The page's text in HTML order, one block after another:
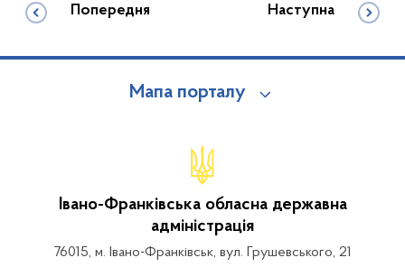
Попередня Наступна
Мапа порталу
Івано-Франківська обласна державна
адміністрація
76015, м. Івано-Франківськ, вул. Грушевського, 21